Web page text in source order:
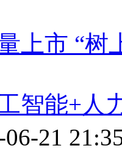
上市 “树
智能+人
06-21